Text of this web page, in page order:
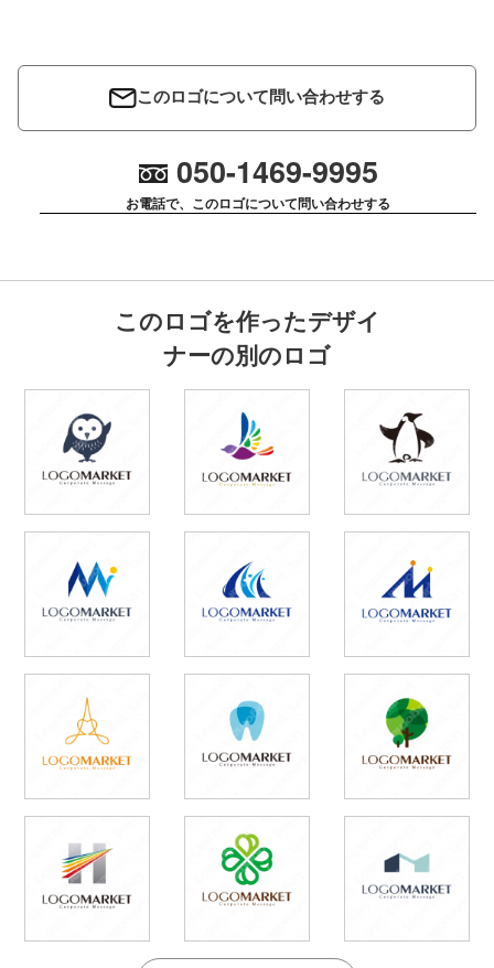
このロゴについて問い合わせする
050-1469-9995
お電話で、このロゴについて問い合わせする
このロゴを作ったデザイ
ナーの別のロゴ